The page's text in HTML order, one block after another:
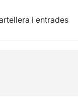
i entrades